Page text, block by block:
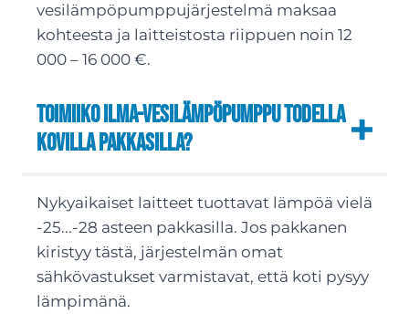
vesilämpöpumppujärjestelmä maksaa
kohteesta ja laitteistosta riippuen noin 12
000 – 16 000 €.
Toimiiko ilma-vesilämpöpumppu todella
kovilla pakkasilla?
Nykyaikaiset laitteet tuottavat lämpöä vielä
-25...-28 asteen pakkasilla. Jos pakkanen
kiristyy tästä, järjestelmän omat
sähkövastukset varmistavat, että koti pysyy
lämpimänä.